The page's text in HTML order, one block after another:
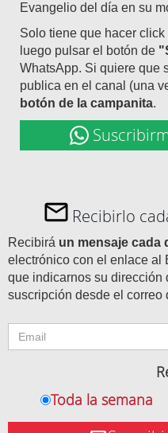
Evangelio del día en su
Solo tiene que hacer
luego pulsar el botón de
WhatsApp. Si quiere que
publica en el canal (una
botón de la campanita.
Recibirlo
Recibirá un mensaje cada
electrónico con el enlace al
que indicarnos su dirección
suscripción desde el correo
Toda la semana